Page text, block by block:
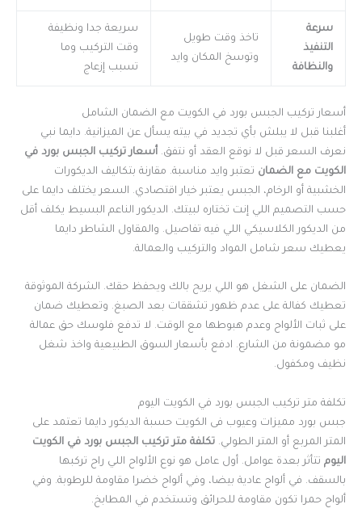
سرعة
التنفيذ
والنظافة
تاخذ وقت طويل
وتوسخ المكان وايد
سريعة جدا ونظيفة
وقت التركيب وما
تسبب إزعاج
أسعار تركيب الجبس بورد في الكويت مع الضمان الشامل
أغلبنا قبل لا يبلش بأي تجديد في بيته يسأل عن الميزانية. دايما نبي
نعرف السعر قبل لا نوقع العقد أو نتفق. أسعار تركيب الجبس بورد في
الكويت مع الضمان تعتبر وايد مناسبة. مقارنة بتكاليف الديكورات
الخشبية أو الرخام، الجبس يعتبر خيار اقتصادي. السعر يختلف دايما على
حسب التصميم اللي إنت تختاره لبيتك. الديكور الناعم البسيط يكلف أقل
من الديكور الكلاسيكي اللي فيه تفاصيل. والمقاول الشاطر دايما
يعطيك سعر شامل المواد والتركيب والعمالة.
الضمان على الشغل هو اللي يريح بالك ويحفظ حقك. الشركة الموثوقة
تعطيك كفالة على عدم ظهور تشققات بعد الصبغ. وتعطيك ضمان
على ثبات الألواح وعدم هبوطها مع الوقت. لا تدفع فلوسك حق عمالة
مو مضمونة من الشارع. ادفع بأسعار السوق الطبيعية واخذ شغل
نظيف ومكفول.
تكلفة متر تركيب الجبس بورد في الكويت اليوم
جبس بورد مميزات وعيوب فى الكويت حسبة الديكور دايما تعتمد على
المتر المربع أو المتر الطولي. تكلفة متر تركيب الجبس بورد في الكويت
اليوم تتأثر بعدة عوامل. أول عامل هو نوع الألواح اللي راح تركبها
بالسقف. في ألواح عادية بيضا، وفي ألواح خضرا مقاومة للرطوبة. وفي
ألواح حمرا تكون مقاومة للحرائق وتستخدم في المطابخ.